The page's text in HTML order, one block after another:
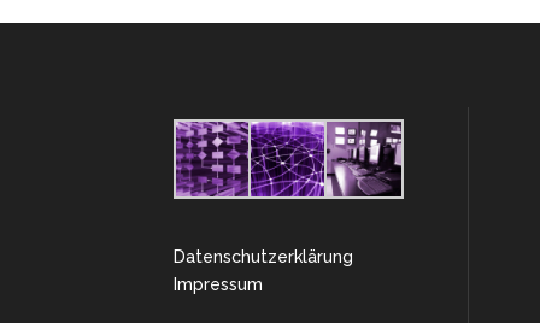
Datenschutzerklärung
Impressum